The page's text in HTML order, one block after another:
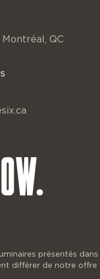
Montréal, QC
présentés dans
différer de notre offre